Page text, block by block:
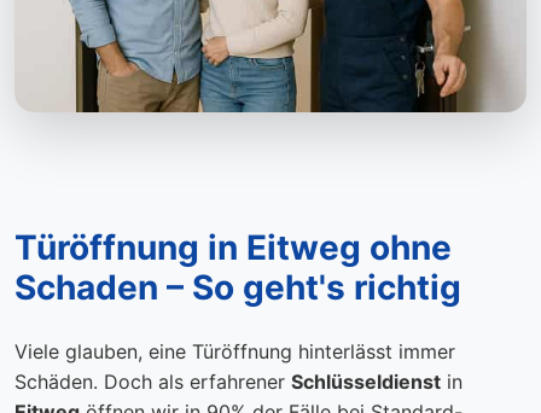
Türöffnung in Eitweg ohne
Schaden – So geht's richtig
Viele glauben, eine Türöffnung hinterlässt immer
Schäden. Doch als erfahrener Schlüsseldienst in